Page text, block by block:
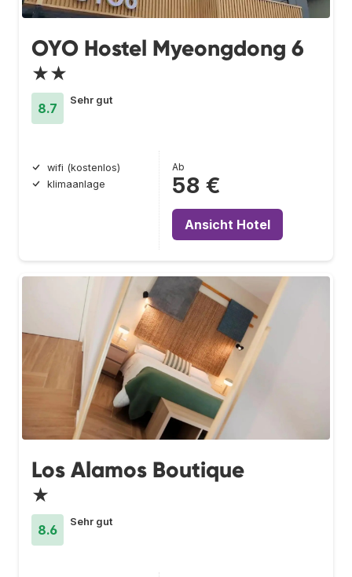
OYO Hostel Myeongdong 6
★★
8.7
Sehr gut
wifi (kostenlos)
klimaanlage
Ab
58 €
Ansicht Hotel
Los Alamos Boutique
★
8.6
Sehr gut